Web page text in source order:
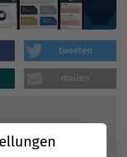
tweeten
mailen